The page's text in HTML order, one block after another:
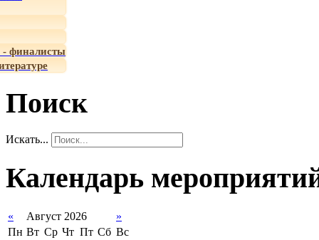
- финалисты
Поиск
Искать...
Календарь
« Август 2026
»
Пн Вт Ср Чт Пт Сб Вс